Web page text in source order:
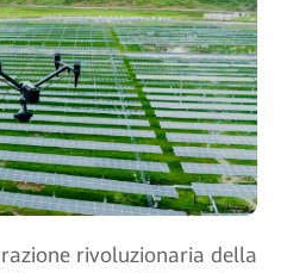
rivoluzionaria della